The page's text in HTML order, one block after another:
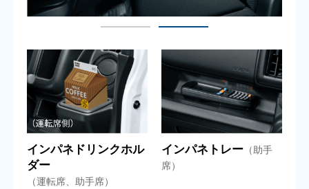
インパネドリンクホル
ダー
（運転席、助手席）
インパネトレー（助手
席）